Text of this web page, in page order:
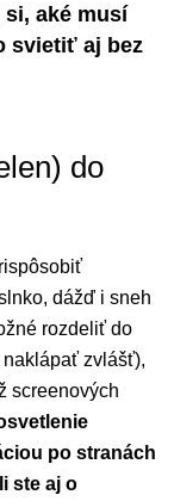
aké musí
svietiť aj bez
do
dážď i sneh
rozdeliť do
zvlášť),
screenových
po stranách
ste aj o